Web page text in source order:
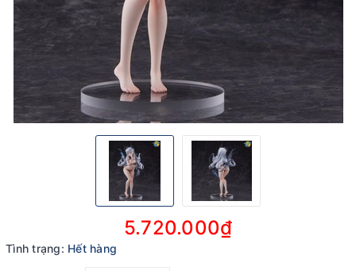
5.720.000₫
Tình trạng: Hết hàng